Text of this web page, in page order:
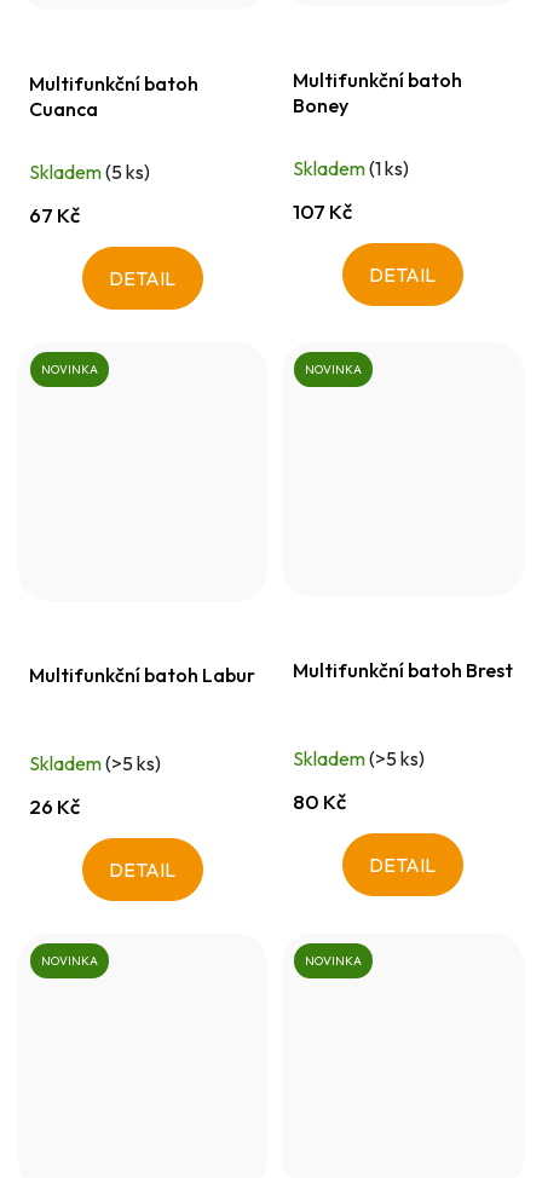
Multifunkční batoh
Cuanca
Skladem(5 ks)
67 Kč
DETAIL
Multifunkční batoh
Boney
Skladem(1 ks)
107 Kč
DETAIL
NOVINKA
Multifunkční batoh Labur
Skladem(>5 ks)
26 Kč
DETAIL
NOVINKA
Multifunkční batoh Brest
Skladem(>5 ks)
80 Kč
DETAIL
NOVINKA NOVINKA